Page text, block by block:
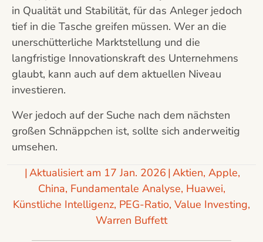
in Qualität und Stabilität, für das Anleger jedoch
tief in die Tasche greifen müssen. Wer an die
unerschütterliche Marktstellung und die
langfristige Innovationskraft des Unternehmens
glaubt, kann auch auf dem aktuellen Niveau
investieren.
Wer jedoch auf der Suche nach dem nächsten
großen Schnäppchen ist, sollte sich anderweitig
umsehen.
|Aktualisiert am 17 Jan. 2026 |Aktien, Apple,
China, Fundamentale Analyse, Huawei,
Künstliche Intelligenz, PEG-Ratio, Value Investing,
Warren Buffett